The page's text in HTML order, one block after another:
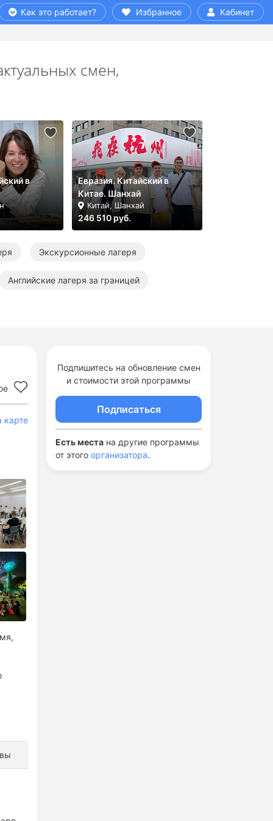
Как это работает? Избранное Кабинет
карте
Подпишитесь на обновление смен
и стоимости этой программы
Подписаться
Есть места на другие программы
от этого организатора.
смен,
в
Евразия. Китайский в
Китае. Шанхай
Китай, Шанхай
246 510 руб.
Экскурсионные лагеря
Английские лагеря за границей